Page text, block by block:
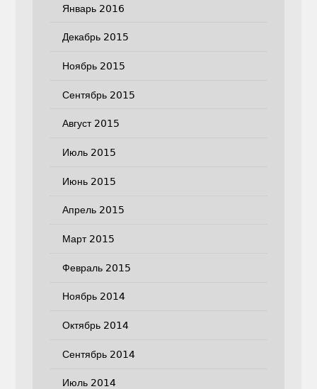
Январь 2016
Декабрь 2015
Ноябрь 2015
Сентябрь 2015
Август 2015
Июль 2015
Июнь 2015
Апрель 2015
Март 2015
Февраль 2015
Ноябрь 2014
Октябрь 2014
Сентябрь 2014
Июль 2014